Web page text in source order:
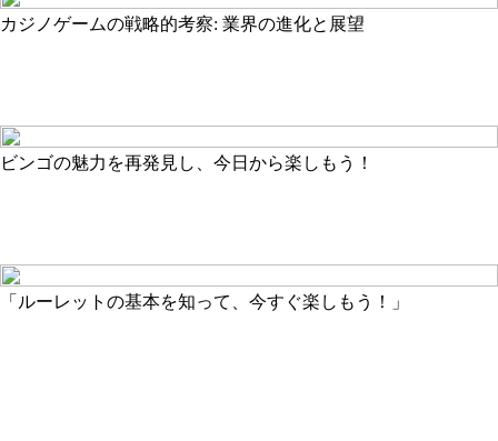
カジノゲームの戦略的考察: 業界の進化と展望
ビンゴの魅力を再発見し、今日から楽しもう！
「ルーレットの基本を知って、今すぐ楽しもう！」